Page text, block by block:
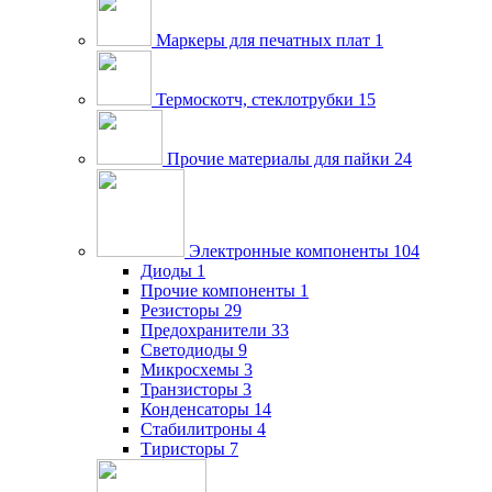
Маркеры для печатных плат 1
Термоскотч, стеклотрубки 15
Прочие материалы для пайки 24
Электронные компоненты 104
Диоды 1
Прочие компоненты 1
Резисторы 29
Предохранители 33
Светодиоды 9
Микросхемы 3
Транзисторы 3
Конденсаторы 14
Стабилитроны 4
Тиристоры 7